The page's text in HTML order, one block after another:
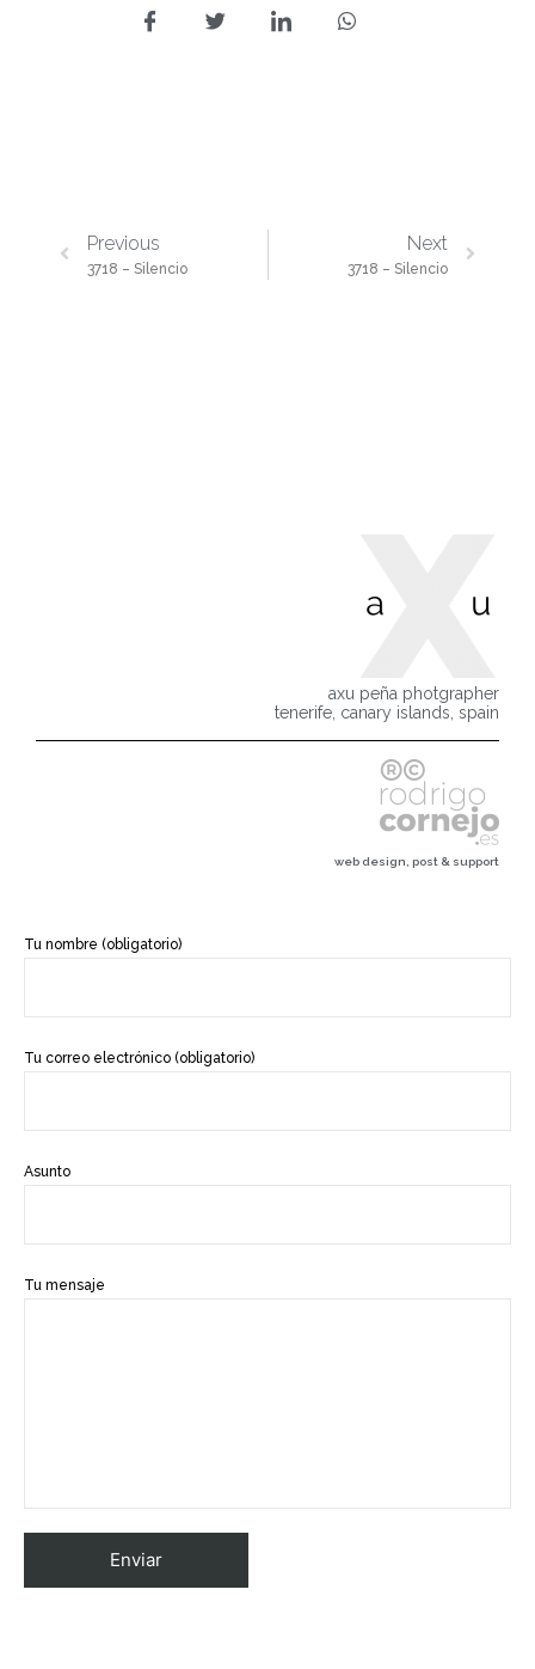
Previous
3718 – Silencio
Next
3718 – Silencio
axu peña photgrapher
tenerife, canary islands, spain
web design, post & support
Tu nombre (obligatorio)
Tu correo electrónico (obligatorio)
Asunto
Tu mensaje